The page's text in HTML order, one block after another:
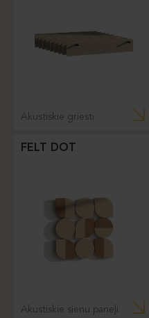
Akustiskie griesti
FELT DOT
Akustiskie sienu paneļi